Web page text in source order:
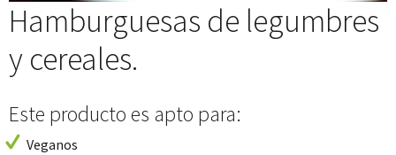
Hamburguesas de legumbres
y cereales.
Este producto es apto para:
Veganos